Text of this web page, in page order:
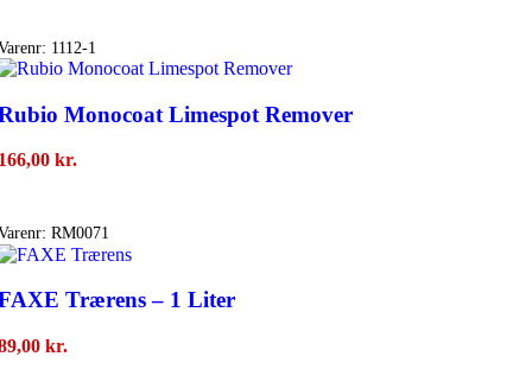
1112-1
Monocoat Limespot Remover
kr.
RM0071
Trærens – 1 Liter
kr.